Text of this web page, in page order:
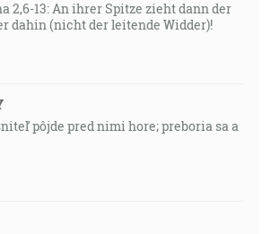
2,6-13: An ihrer Spitze zieht dann der
dahin (nicht der leitende Widder)!
pôjde pred nimi hore; preboria sa a